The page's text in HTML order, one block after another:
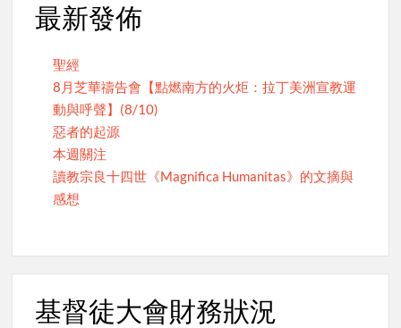
最新發佈
聖經
8月芝華禱告會【點燃南方的火炬：拉丁美洲宣教運
動與呼聲】(8/10)
惡者的起源
本週關注
讀教宗良十四世《Magnifica Humanitas》的文摘與
感想
基督徒大會財務狀況